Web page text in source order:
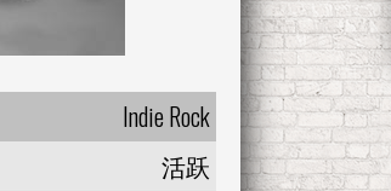
Indie Rock
活跃